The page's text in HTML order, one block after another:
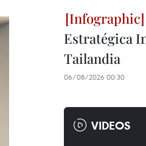
Estratégica
Tailandia
06/08/2026 00:30
VIDEOS